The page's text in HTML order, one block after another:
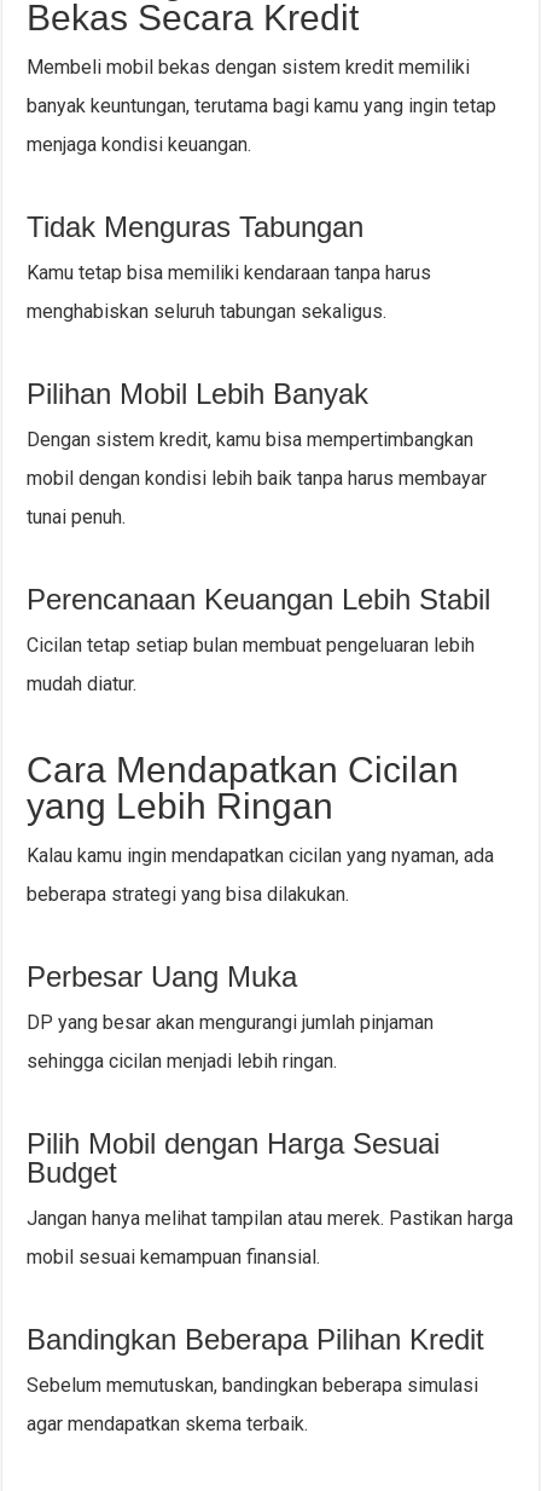
Bekas Secara Kredit
Membeli mobil bekas dengan sistem kredit memiliki
banyak keuntungan, terutama bagi kamu yang ingin tetap
menjaga kondisi keuangan.
Tidak Menguras Tabungan
Kamu tetap bisa memiliki kendaraan tanpa harus
menghabiskan seluruh tabungan sekaligus.
Pilihan Mobil Lebih Banyak
Dengan sistem kredit, kamu bisa mempertimbangkan
mobil dengan kondisi lebih baik tanpa harus membayar
tunai penuh.
Perencanaan Keuangan Lebih Stabil
Cicilan tetap setiap bulan membuat pengeluaran lebih
mudah diatur.
Cara Mendapatkan Cicilan
yang Lebih Ringan
Kalau kamu ingin mendapatkan cicilan yang nyaman, ada
beberapa strategi yang bisa dilakukan.
Perbesar Uang Muka
DP yang besar akan mengurangi jumlah pinjaman
sehingga cicilan menjadi lebih ringan.
Pilih Mobil dengan Harga Sesuai
Budget
Jangan hanya melihat tampilan atau merek. Pastikan harga
mobil sesuai kemampuan finansial.
Bandingkan Beberapa Pilihan Kredit
Sebelum memutuskan, bandingkan beberapa simulasi
agar mendapatkan skema terbaik.